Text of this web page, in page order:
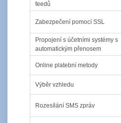
feedů
Zabezpečení pomocí SSL
Propojení s účetními systémy s
automatickým přenosem
Online platební metody
Výběr vzhledu
Rozesílání SMS zpráv